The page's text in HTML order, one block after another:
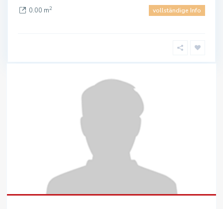
0.00 m2 vollständige Info